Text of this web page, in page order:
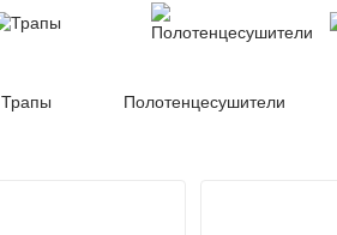
Трапы Полотенцесушители